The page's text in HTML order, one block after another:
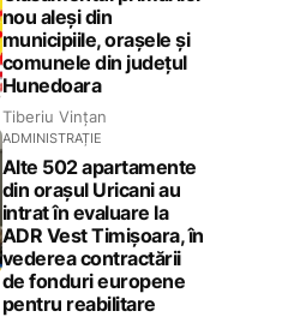
nou aleși din
municipiile, orașele și
comunele din județul
Hunedoara
Tiberiu Vințan
ADMINISTRAȚIE
Alte 502 apartamente
din orașul Uricani au
intrat în evaluare la
ADR Vest Timișoara, în
vederea contractării
de fonduri europene
pentru reabilitare